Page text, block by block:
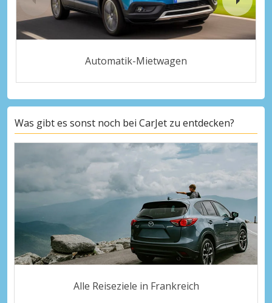
Automatik-Mietwagen
Was gibt es sonst noch bei CarJet zu entdecken?
Alle Reiseziele in Frankreich